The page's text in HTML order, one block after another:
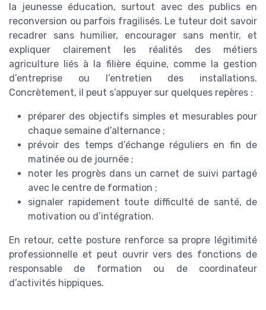
la jeunesse éducation, surtout avec des publics en
reconversion ou parfois fragilisés. Le tuteur doit savoir
recadrer sans humilier, encourager sans mentir, et
expliquer clairement les réalités des métiers
agriculture liés à la filière équine, comme la gestion
d’entreprise ou l’entretien des installations.
Concrètement, il peut s’appuyer sur quelques repères :
préparer des objectifs simples et mesurables pour
chaque semaine d’alternance ;
prévoir des temps d’échange réguliers en fin de
matinée ou de journée ;
noter les progrès dans un carnet de suivi partagé
avec le centre de formation ;
signaler rapidement toute difficulté de santé, de
motivation ou d’intégration.
En retour, cette posture renforce sa propre légitimité
professionnelle et peut ouvrir vers des fonctions de
responsable de formation ou de coordinateur
d’activités hippiques.